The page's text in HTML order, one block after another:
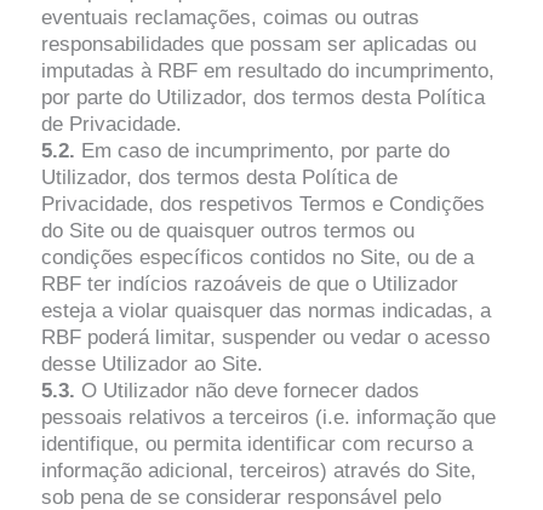
eventuais reclamações, coimas ou outras
responsabilidades que possam ser aplicadas ou
imputadas à RBF em resultado do incumprimento,
por parte do Utilizador, dos termos desta Política
de Privacidade.
5.2. Em caso de incumprimento, por parte do
Utilizador, dos termos desta Política de
Privacidade, dos respetivos Termos e Condições
do Site ou de quaisquer outros termos ou
condições específicos contidos no Site, ou de a
RBF ter indícios razoáveis de que o Utilizador
esteja a violar quaisquer das normas indicadas, a
RBF poderá limitar, suspender ou vedar o acesso
desse Utilizador ao Site.
5.3. O Utilizador não deve fornecer dados
pessoais relativos a terceiros (i.e. informação que
identifique, ou permita identificar com recurso a
informação adicional, terceiros) através do Site,
sob pena de se considerar responsável pelo